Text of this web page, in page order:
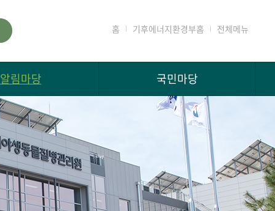
홈 기후에너지환경부홈 전체메뉴
알림마당 국민마당